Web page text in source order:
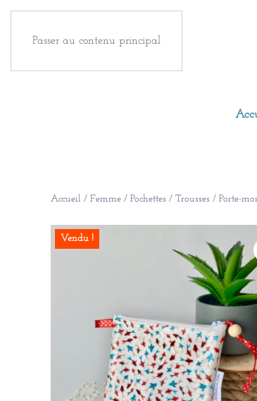
Passer au contenu principal
Accueil / Femme / Pochettes / Trousses / Porte-
Vendu !